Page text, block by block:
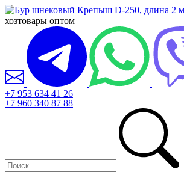
хозтовары оптом
+7 953 634 41 26
+7 960 340 87 88